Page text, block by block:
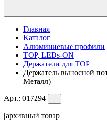
Главная
Каталог
Алюминиевые профили
TOP, LEDs-ON
Держатели для TOP
Держатель выносной
Металл)
Арт.: 017294
|архивный товар